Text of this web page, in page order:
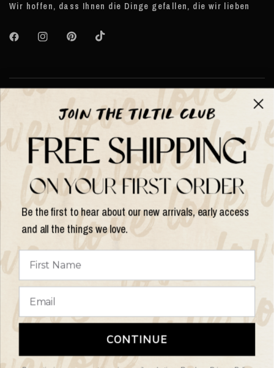
Wir hoffen, dass Ihnen die Dinge gefallen, die wir lieben
Über TILTIL
Help
Hilfe und Informationen
aktualisieren
© 2026 Things I Like Things I Love, Alle Rechte vorbehalten.
Be the first to hear about our new arrivals, early access
and all the things we love.
CONTINUE